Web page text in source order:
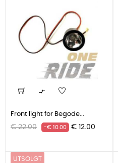

Front light for Begode...
Grunnpris
€ 22.00 -€ 10.00 Pris
€ 12.00
UTSOLGT